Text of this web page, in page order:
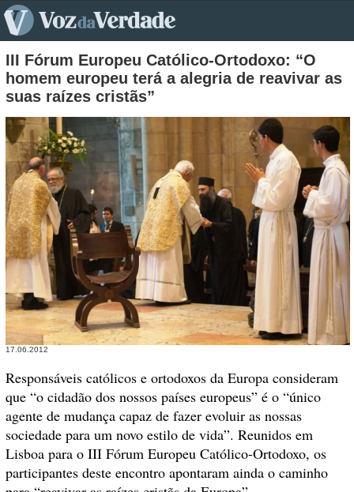
III Fórum Europeu Católico-Ortodoxo: “O
homem europeu terá a alegria de reavivar as
suas raízes cristãs”
17.06.2012
Responsáveis católicos e ortodoxos da Europa consideram
que “o cidadão dos nossos países europeus” é o “único
agente de mudança capaz de fazer evoluir as nossas
sociedade para um novo estilo de vida”. Reunidos em
Lisboa para o III Fórum Europeu Católico-Ortodoxo, os
participantes deste encontro apontaram ainda o caminho